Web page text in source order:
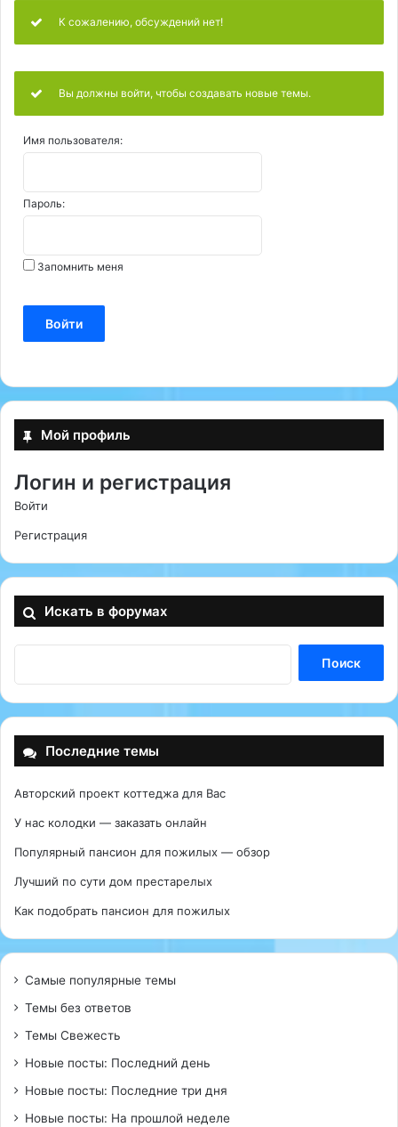
К сожалению, обсуждений нет!
Вы должны войти, чтобы создавать новые темы.
Имя пользователя:
Пароль:
Запомнить меня
Войти
Мой профиль
Логин и регистрация
Войти
Регистрация
Искать в форумах
Последние темы
Авторский проект коттеджа для Вас
У нас колодки — заказать онлайн
Популярный пансион для пожилых — обзор
Лучший по сути дом престарелых
Как подобрать пансион для пожилых
Самые популярные темы
Темы без ответов
Темы Свежесть
Новые посты: Последний день
Новые посты: Последние три дня
Новые посты: На прошлой неделе